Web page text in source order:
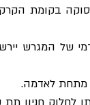
מתחת לאדמה.